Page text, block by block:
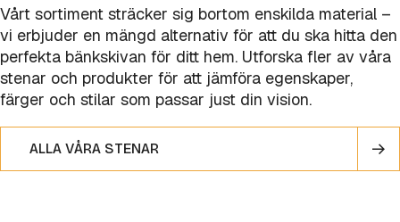
Vårt sortiment sträcker sig bortom enskilda material –
vi erbjuder en mängd alternativ för att du ska hitta den
perfekta bänkskivan för ditt hem. Utforska fler av våra
stenar och produkter för att jämföra egenskaper,
färger och stilar som passar just din vision.
ALLA VÅRA STENAR